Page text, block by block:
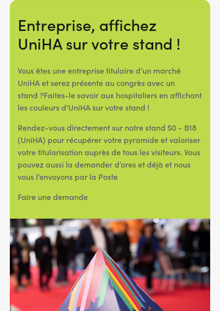
Entreprise, affichez
UniHA sur votre stand !
Vous êtes une entreprise titulaire d’un marché
UniHA et serez présente au congrès avec un
stand ?Faites-le savoir aux hospitaliers en affichant
les couleurs d'UniHA sur votre stand !
Rendez-vous directement sur notre stand S0 - B18
(UniHA) pour récupérer votre pyramide et valoriser
votre titularisation auprès de tous les visiteurs. Vous
pouvez aussi la demander d’ores et déjà et nous
vous l’envoyons par la Poste
Faire une demande